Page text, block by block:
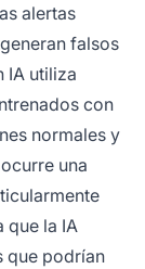
alertas
falsos
IA utiliza
con
normales y
una
que la IA
que podrían